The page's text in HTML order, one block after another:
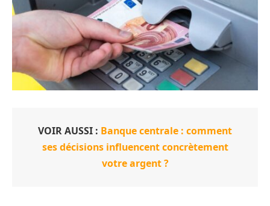
VOIR AUSSI : Banque centrale : comment
ses décisions influencent concrètement
votre argent ?